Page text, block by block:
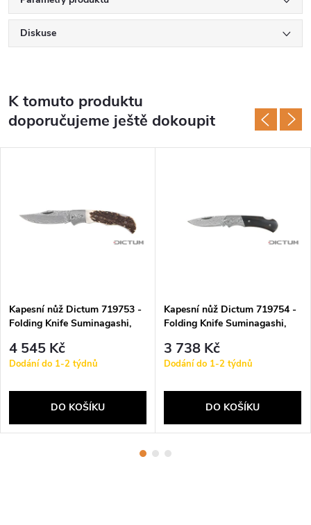
Diskuse
K tomuto produktu
doporučujeme ještě dokoupit
Kapesní nůž Dictum 719753 -
Folding Knife Suminagashi,
4 545 Kč
Dodání do 1-2 týdnů
DO KOŠÍKU
Kapesní nůž Dictum 719754 -
Folding Knife Suminagashi,
3 738 Kč
Dodání do 1-2 týdnů
DO KOŠÍKU